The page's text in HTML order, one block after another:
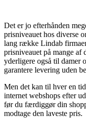
Det er jo efterhånden
prisniveauet hos diverse
lang række Lindab
prisniveauet på mange af
yderligere også til damer
garantere levering uden
Men det kan til hver en
internet webshops efter
før du færdiggør din
modtage den laveste pris.